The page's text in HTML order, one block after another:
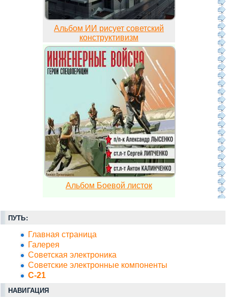
Альбом ИИ рисует советский
конструктивизм
Альбом Боевой листок
ПУТЬ:
Главная страница
Галерея
Советская электроника
Советские электронные компоненты
С-21
НАВИГАЦИЯ